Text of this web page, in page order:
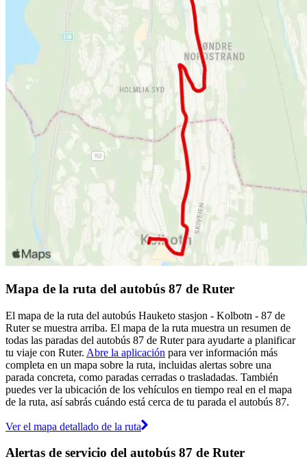
Mapa de la ruta del autobús 87 de Ruter
El mapa de la ruta del autobús Hauketo stasjon - Kolbotn - 87 de
Ruter se muestra arriba. El mapa de la ruta muestra un resumen de
todas las paradas del autobús 87 de Ruter para ayudarte a planificar
tu viaje con Ruter. Abre la aplicación para ver información más
completa en un mapa sobre la ruta, incluidas alertas sobre una
parada concreta, como paradas cerradas o trasladadas. También
puedes ver la ubicación de los vehículos en tiempo real en el mapa
de la ruta, así sabrás cuándo está cerca de tu parada el autobús 87.
Ver el mapa detallado de la ruta
Alertas de servicio del autobús 87 de Ruter